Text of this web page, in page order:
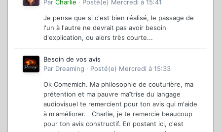
Par Charlie · Posté(e) Mercredi à 15:41
Je pense que si c'est bien réalisé, le passage de
l'un à l'autre ne devrait pas avoir besoin
d'explication, ou alors très courte...
Besoin de vos avis
Par Dreaming · Posté(e) Mercredi à 15:33
Ok Comemich. Ma philosophie de couturière, ma
prétention et ma pauvre maîtrise du langage
audiovisuel te remercient pour ton avis qui m'aide
à m'améliorer. Charlie, je te remercie beaucoup
pour ton avis constructif. En postant ici, c'est